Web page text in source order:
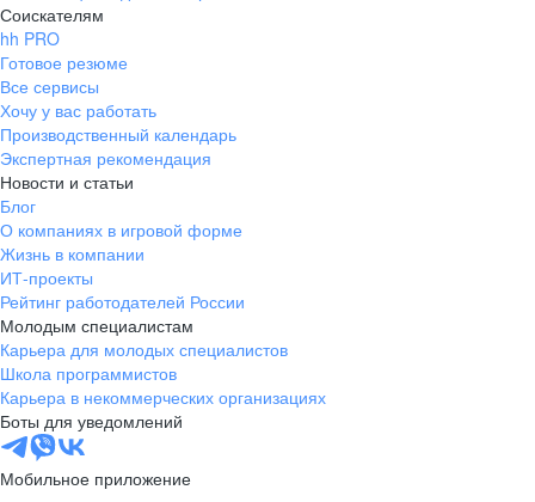
Соискателям
hh PRO
Готовое резюме
Все сервисы
Хочу у вас работать
Производственный календарь
Экспертная рекомендация
Новости и статьи
Блог
О компаниях в игровой форме
Жизнь в компании
ИТ-проекты
Рейтинг работодателей России
Молодым специалистам
Карьера для молодых специалистов
Школа программистов
Карьера в некоммерческих организациях
Боты для уведомлений
Мобильное приложение